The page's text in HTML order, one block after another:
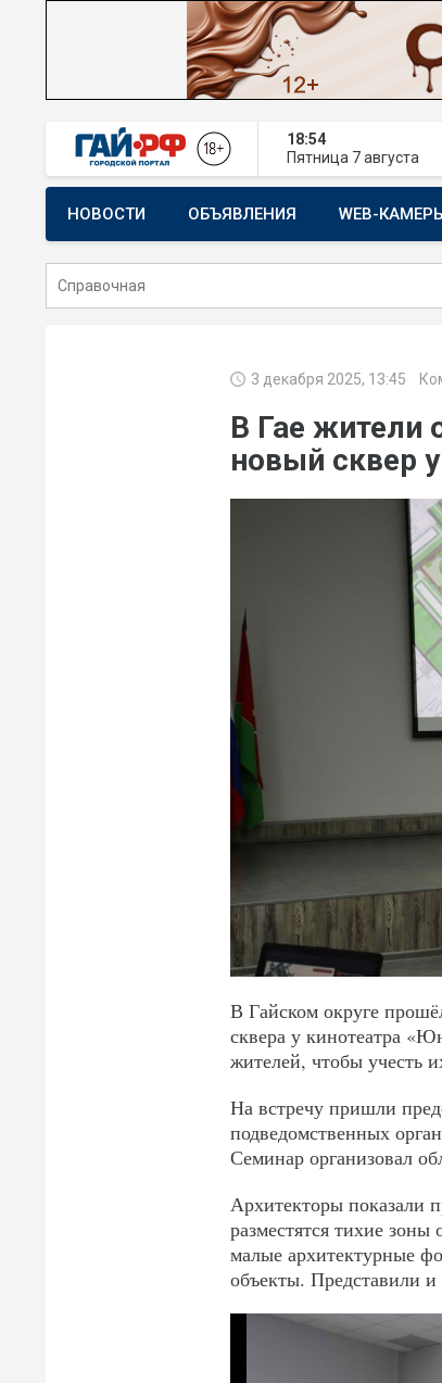
18:54
Пятница 7 августа
НОВОСТИ ОБЪЯВЛЕНИЯ WEB-
СТРОИТЕЛЬСТВО И РЕМОНТ
3 декабря 2025, 13:45
В Гае жители
новый сквер
В Гайском округе
сквера у кинотеатра
жителей, чтобы учесть
На встречу пришли
подведомственных
Семинар организовал
Архитекторы показали
разместятся тихие
малые архитектурные
объекты. Представили